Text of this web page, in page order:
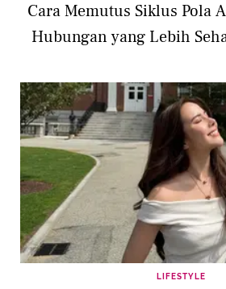
Cara Memutus Siklus Pola
Hubungan yang Lebih
LIFESTYLE